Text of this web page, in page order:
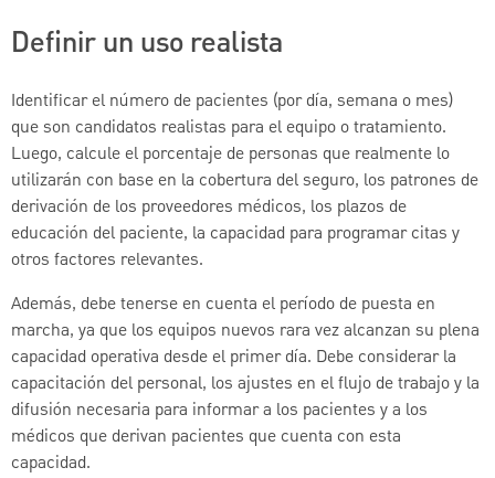
Definir un uso realista
Identificar el número de pacientes (por día, semana o mes)
que son candidatos realistas para el equipo o tratamiento.
Luego, calcule el porcentaje de personas que realmente lo
utilizarán con base en la cobertura del seguro, los patrones de
derivación de los proveedores médicos, los plazos de
educación del paciente, la capacidad para programar citas y
otros factores relevantes.
Además, debe tenerse en cuenta el período de puesta en
marcha, ya que los equipos nuevos rara vez alcanzan su plena
capacidad operativa desde el primer día. Debe considerar la
capacitación del personal, los ajustes en el flujo de trabajo y la
difusión necesaria para informar a los pacientes y a los
médicos que derivan pacientes que cuenta con esta
capacidad.